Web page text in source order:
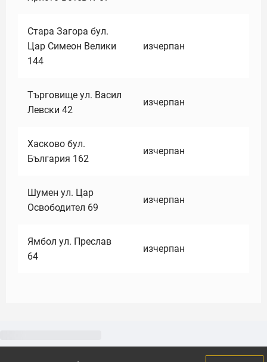
Стара Загора бул.
Цар Симеон Велики
144
изчерпан
Търговище ул. Васил
Левски 42
изчерпан
Хасково бул.
България 162
изчерпан
Шумен ул. Цар
Освободител 69
изчерпан
Ямбол ул. Преслав
64
изчерпан